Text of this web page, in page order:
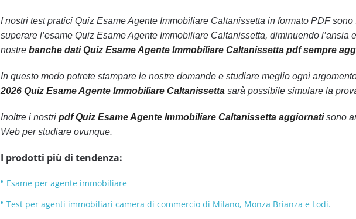
I nostri test pratici Quiz Esame Agente Immobiliare Caltanissetta in formato PDF
superare l’esame Quiz Esame Agente Immobiliare Caltanissetta, diminuendo
nostre banche dati Quiz Esame Agente Immobiliare Caltanissetta pdf sempre
In questo modo potrete stampare le nostre domande e studiare meglio ogni
2026 Quiz Esame Agente Immobiliare Caltanissettasarà possibile simulare la
Inoltre i nostri pdf Quiz Esame Agente Immobiliare Caltanissetta aggiornatisono
Web per studiare ovunque.
I prodotti più di tendenza:
Esame per agente immobiliare
Test per agenti immobiliari camera di commercio di Milano, Monza Brianza e Lodi.